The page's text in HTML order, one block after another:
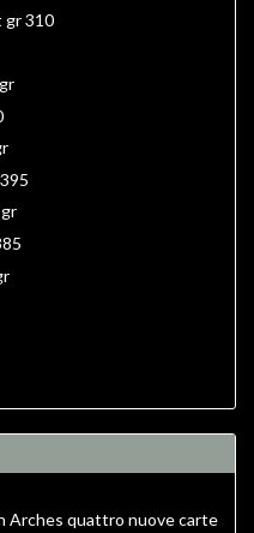
gr 310
Arches quattro nuove carte